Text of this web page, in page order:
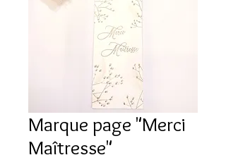
Marque page "Merci
Maîtresse"